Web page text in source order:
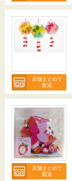
店舗まとめて
配送
店舗まとめて
配送